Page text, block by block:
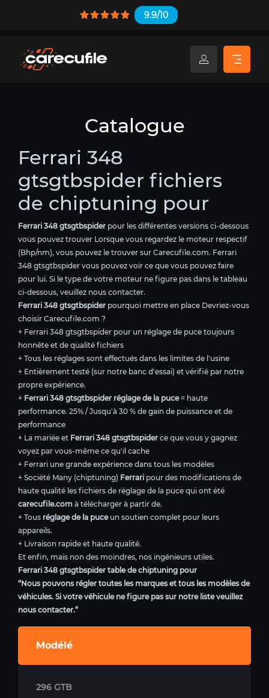
9.9/10
Catalogue
Ferrari 348
gtsgtbspider fichiers
de chiptuning pour
Ferrari 348 gtsgtbspider pour les différentes versions ci-dessous
vous pouvez trouver Lorsque vous regardez le moteur respectif
(Bhp/nm), vous pouvez le trouver sur Carecufile.com. Ferrari
348 gtsgtbspider vous pouvez voir ce que vous pouvez faire
pour lui. Si le type de votre moteur ne figure pas dans le tableau
ci-dessous, veuillez nous contacter.
Ferrari 348 gtsgtbspider pourquoi mettre en place Devriez-vous
choisir Carecufile.com ?
+ Ferrari 348 gtsgtbspider pour un réglage de puce toujours
honnête et de qualité fichiers
+ Tous les réglages sont effectués dans les limites de l'usine
+ Entièrement testé (sur notre banc d'essai) et vérifié par notre
propre expérience.
+ Ferrari 348 gtsgtbspider réglage de la puce= haute
performance. 25% / Jusqu'à 30 % de gain de puissance et de
performance
+ La mariée et Ferrari 348 gtsgtbspider ce que vous y gagnez
voyez par vous-même ce qu'il cache
+ Ferrari une grande expérience dans tous les modèles
+ Société Many (chiptuning) Ferrari pour des modifications de
haute qualité les fichiers de réglage de la puce qui ont été
carecufile.com à télécharger à partir de.
+ Tous réglage de la puceun soutien complet pour leurs
appareils.
+ Livraison rapide et haute qualité.
Et enfin, mais non des moindres, nos ingénieurs utiles.
Ferrari 348 gtsgtbspider table de chiptuning pour
“Nous pouvons régler toutes les marques et tous les modèles de
véhicules. Si votre véhicule ne figure pas sur notre liste veuillez
nous contacter.”
Modélé
296 GTB